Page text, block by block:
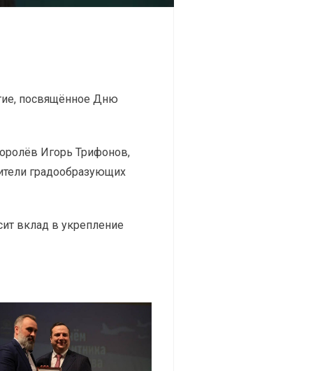
посвящённое Дню
Игорь Трифонов,
градообразующих
вклад в укрепление